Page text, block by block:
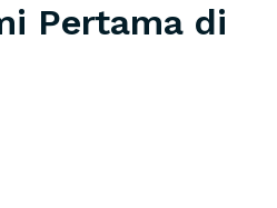
Pertama di